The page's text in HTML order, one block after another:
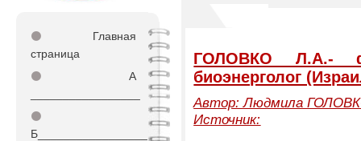
⚫
Главная
страница
⚫
А
⚫
Б_________________
ГОЛОВКО Л.А.-
биоэнерголог
Автор: Людмила
Источник: